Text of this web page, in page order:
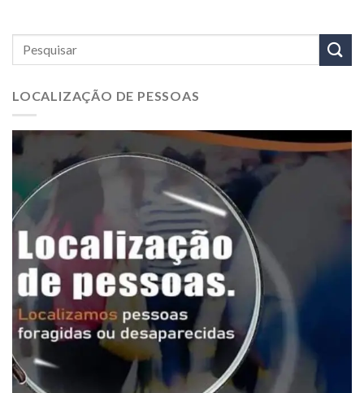
LOCALIZAÇÃO DE PESSOAS